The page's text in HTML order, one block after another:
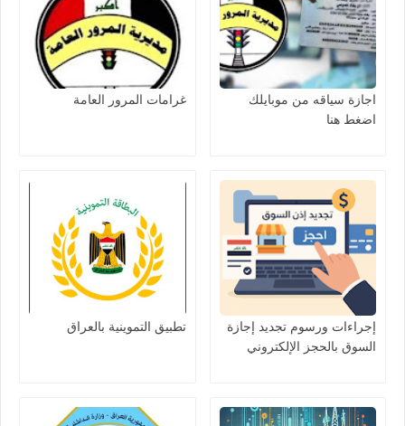
اجازة سياقه من موبايلك
اضغط هنا
غرامات المرور العامة
إجراءات ورسوم تجديد إجازة
السوق بالحجز الإلكتروني
تطبيق التموينية بالعراق